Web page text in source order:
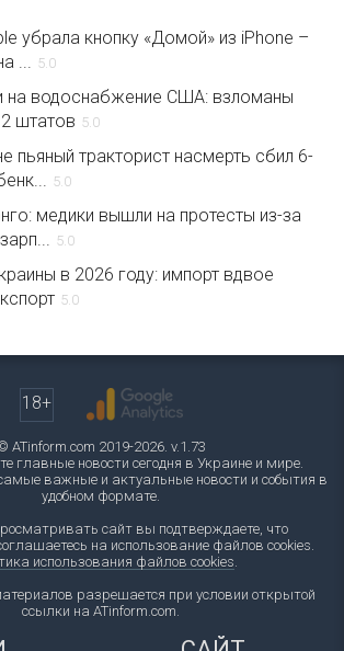
убрала кнопку «Домой» из iPhone –
...
5.0
на водоснабжение США: взломаны
штатов 5.0
пьяный тракторист насмерть сбил 6-
5.0
медики вышли на протесты из-за
5.0
в 2026 году: импорт вдвое
5.0
18+
ATinform.com 2019-2026. v.1.73
главные новости сегодня в Украине и мире.
важные и актуальные новости и события в
удобном формате.
сайт вы подтверждаете, что
на использование файлов cookies.
использования файлов cookies
разрешается при условии открытой
ссылки на ATinform.com.